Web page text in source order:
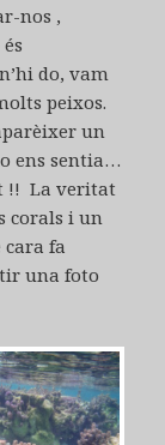
nos ,
do, vam
peixos.
un
ens sentia…
!! La veritat
corals i un
fa
una foto